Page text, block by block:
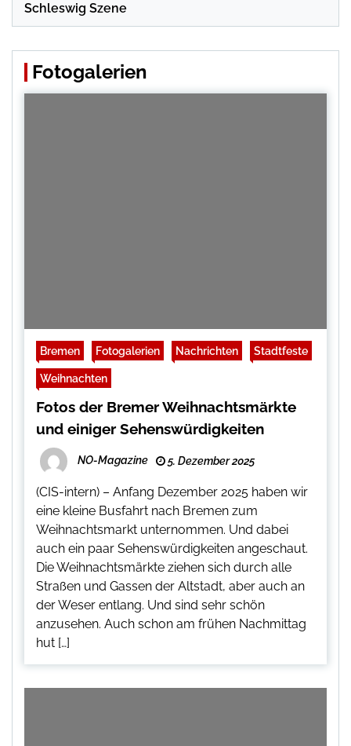
Schleswig Szene
Fotogalerien
Bremen Fotogalerien Nachrichten Stadtfeste
Weihnachten
Fotos der Bremer Weihnachtsmärkte
und einiger Sehenswürdigkeiten
NO-Magazine 5. Dezember 2025
(CIS-intern) – Anfang Dezember 2025 haben wir
eine kleine Busfahrt nach Bremen zum
Weihnachtsmarkt unternommen. Und dabei
auch ein paar Sehenswürdigkeiten angeschaut.
Die Weihnachtsmärkte ziehen sich durch alle
Straßen und Gassen der Altstadt, aber auch an
der Weser entlang. Und sind sehr schön
anzusehen. Auch schon am frühen Nachmittag
hut […]